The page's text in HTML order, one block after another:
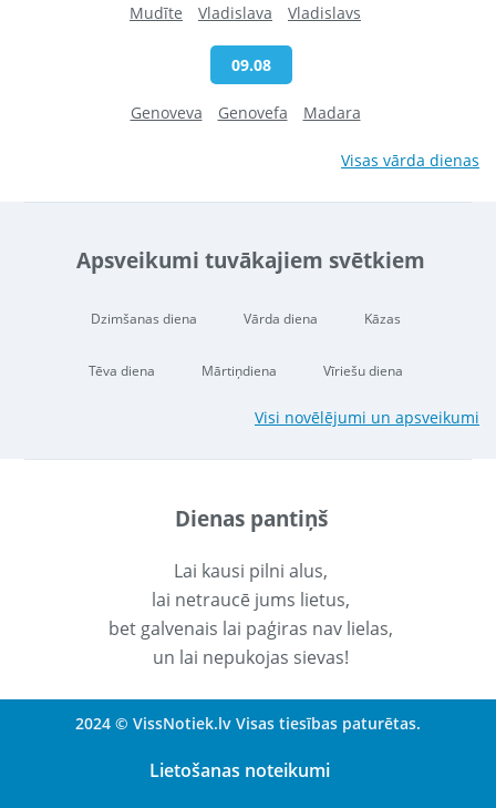
Mudīte Vladislava Vladislavs
09.08
Genoveva Genovefa Madara
Visas vārda dienas
Apsveikumi tuvākajiem svētkiem
Dzimšanas diena Vārda diena Kāzas
Tēva diena Mārtiņdiena Vīriešu diena
Visi novēlējumi un apsveikumi
Dienas pantiņš
Lai kausi pilni alus,
lai netraucē jums lietus,
bet galvenais lai paģiras nav lielas,
un lai nepukojas sievas!
2024 © VissNotiek.lv Visas tiesības paturētas.
Lietošanas noteikumi